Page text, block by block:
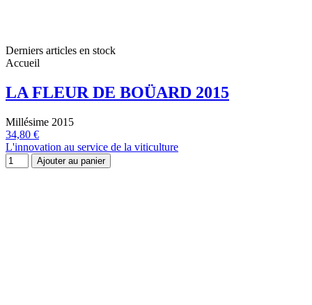
Derniers articles en stock
Accueil
LA FLEUR DE BOÜARD 2015
Millésime 2015
34,80 €
L'innovation au service de la viticulture
Ajouter au panier